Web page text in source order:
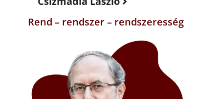
Rend – rendszer – rendszeresség